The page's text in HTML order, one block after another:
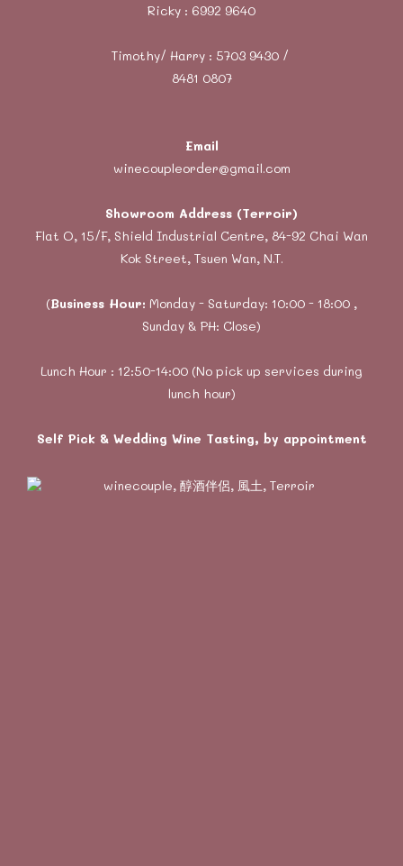
Ricky : 6992 9640
Timothy/ Harry : 5703 9430 /
8481 0807
Email
winecoupleorder@gmail.com
Showroom Address (Terroir)
Flat O, 15/F, Shield Industrial Centre, 84-92 Chai Wan
Kok Street, Tsuen Wan, N.T.
(Business Hour: Monday - Saturday: 10:00 - 18:00 ,
Sunday & PH: Close)
Lunch Hour : 12:50-14:00 (No pick up services during
lunch hour)
Self Pick & Wedding Wine Tasting, by appointment